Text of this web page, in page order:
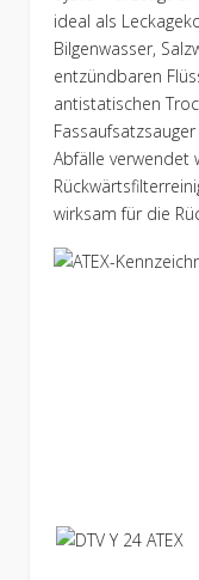
ideal als
Bilgenwasser,
entzündbaren
antistatischen
Abfälle verwendet
wirksam für die